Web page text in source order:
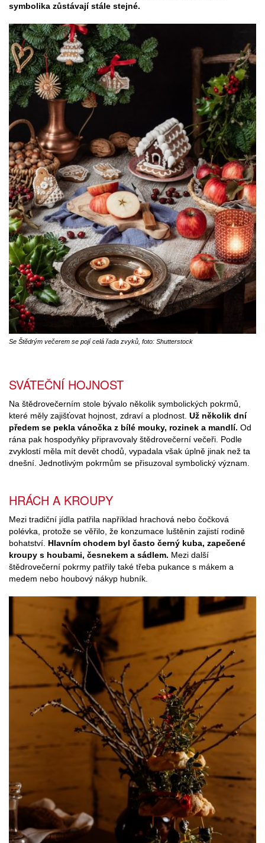
symbolika zůstávají stále stejné.
Se Štědrým večerem se pojí celá řada zvyků, foto: Shutterstock
SVÁTEČNÍ HOJNOST
Na štědrovečerním stole bývalo několik symbolických pokrmů,
které měly zajišťovat hojnost, zdraví a plodnost. Už několik dní
předem se pekla vánočka z bílé mouky, rozinek a mandlí. Od
rána pak hospodyňky připravovaly štědrovečerní večeři. Podle
zvyklostí měla mít devět chodů, vypadala však úplně jinak než ta
dnešní. Jednotlivým pokrmům se přisuzoval symbolický význam.
HRÁCH A KROUPY
Mezi tradiční jídla patřila například hrachová nebo čočková
polévka, protože se věřilo, že konzumace luštěnin zajistí rodině
bohatství. Hlavním chodem byl často černý kuba, zapečené
kroupy s houbami, česnekem a sádlem. Mezi další
štědrovečerní pokrmy patřily také třeba pukance s mákem a
medem nebo houbový nákyp hubník.